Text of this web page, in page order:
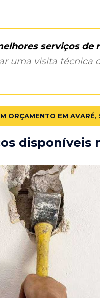
serviços de
uma visita técnica
ORÇAMENTO EM AVARÉ,
disponíveis